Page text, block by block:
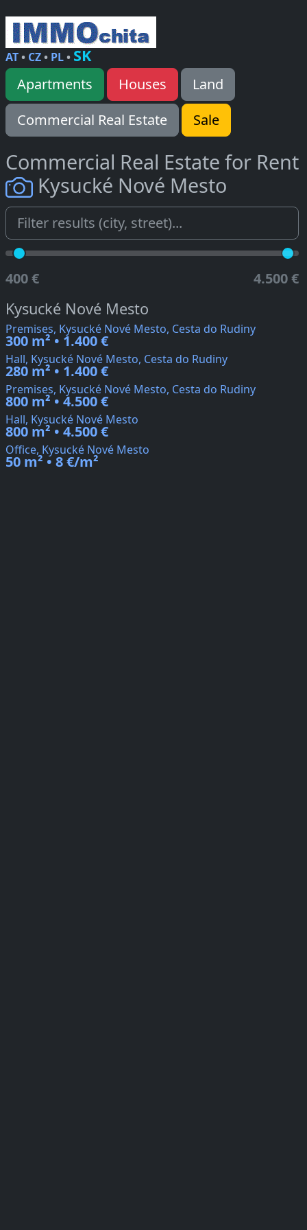
AT• CZ• PL• SK
Apartments Houses
Land
Commercial Real Estate
Sale
Commercial Real Estate for Rent
Kysucké Nové Mesto
400 € 4.500 €
Kysucké Nové Mesto
Premises, Kysucké Nové Mesto, Cesta do Rudiny
300 m² • 1.400 €
Hall, Kysucké Nové Mesto, Cesta do Rudiny
280 m² • 1.400 €
Premises, Kysucké Nové Mesto, Cesta do Rudiny
800 m² • 4.500 €
Hall, Kysucké Nové Mesto
800 m² • 4.500 €
Office, Kysucké Nové Mesto
50 m² • 8 €/m²